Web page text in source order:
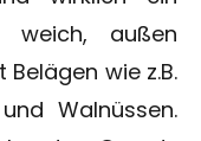
weich, außen
wie z.B.
Walnüssen.